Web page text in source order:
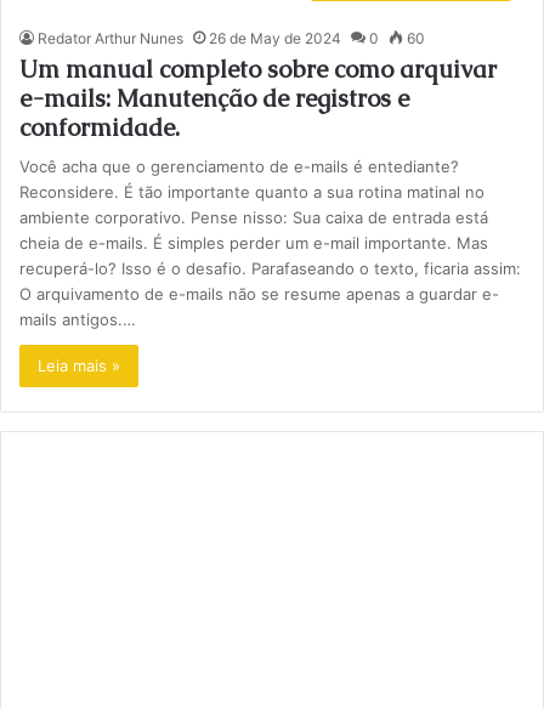
Redator Arthur Nunes 26 de May de 2024 0 60
Um manual completo sobre como arquivar
e-mails: Manutenção de registros e
conformidade.
Você acha que o gerenciamento de e-mails é entediante?
Reconsidere. É tão importante quanto a sua rotina matinal no
ambiente corporativo. Pense nisso: Sua caixa de entrada está
cheia de e-mails. É simples perder um e-mail importante. Mas
recuperá-lo? Isso é o desafio. Parafaseando o texto, ficaria assim:
O arquivamento de e-mails não se resume apenas a guardar e-
mails antigos.…
Leia mais »